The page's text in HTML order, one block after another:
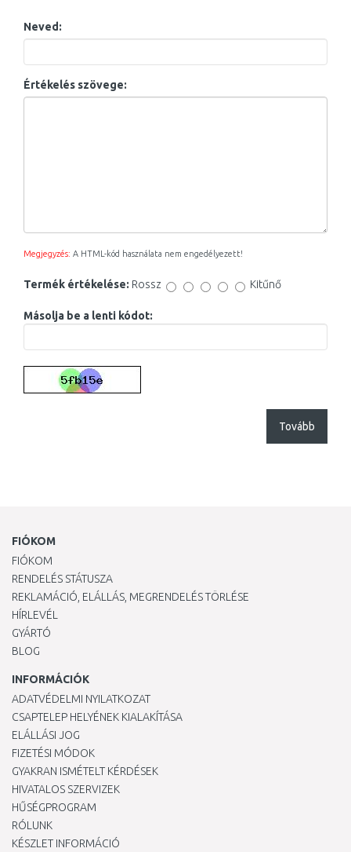
Neved:
Értékelés szövege:
Megjegyzés: A HTML-kód használata nem engedélyezett!
Termék értékelése: Rossz Kitűnő
Másolja be a lenti kódot:
Tovább
FIÓKOM
FIÓKOM
RENDELÉS STÁTUSZA
REKLAMÁCIÓ, ELÁLLÁS, MEGRENDELÉS TÖRLÉSE
HÍRLEVÉL
GYÁRTÓ
BLOG
INFORMÁCIÓK
ADATVÉDELMI NYILATKOZAT
CSAPTELEP HELYÉNEK KIALAKÍTÁSA
ELÁLLÁSI JOG
FIZETÉSI MÓDOK
GYAKRAN ISMÉTELT KÉRDÉSEK
HIVATALOS SZERVIZEK
HŰSÉGPROGRAM
RÓLUNK
KÉSZLET INFORMÁCIÓ